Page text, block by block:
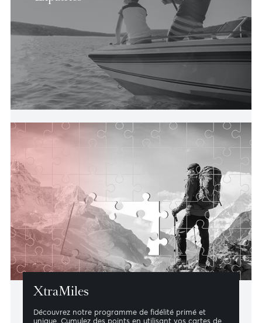
Expatriés
Nos services bancaires aux
expatriés